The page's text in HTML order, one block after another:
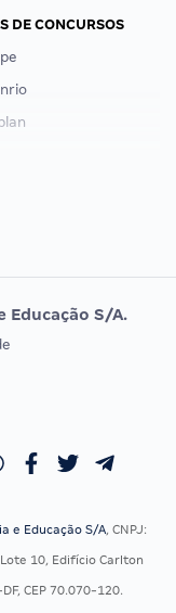
DE CONCURSOS
ORDEM
OAB
Educação S/A.
e Educação S/A, CNPJ:
10, Edifício Carlton
CEP 70.070-120.